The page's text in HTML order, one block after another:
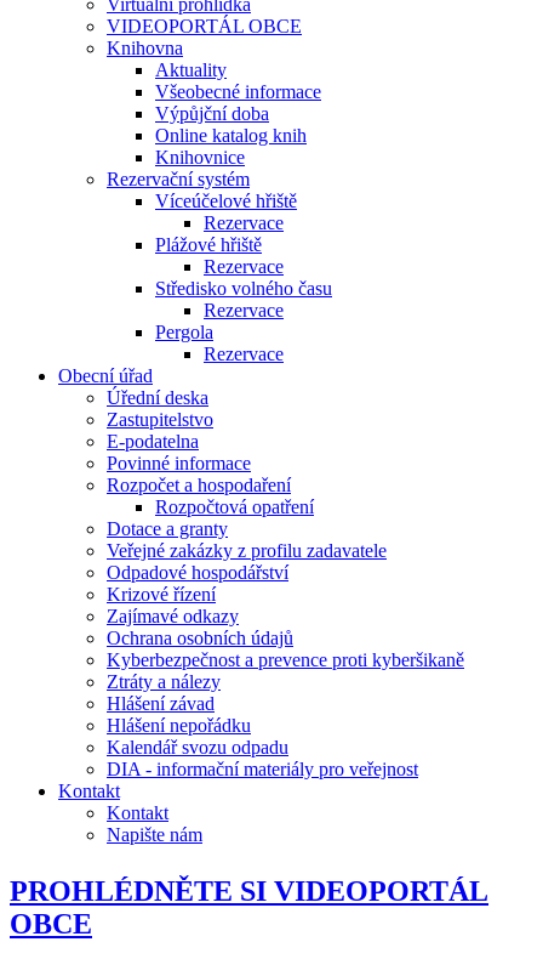
Virtuální prohlídka
VIDEOPORTÁL OBCE
Knihovna
Aktuality
Všeobecné informace
Výpůjční doba
Online katalog knih
Knihovnice
Rezervační systém
Víceúčelové hřiště
Rezervace
Plážové hřiště
Rezervace
Středisko volného času
Rezervace
Pergola
Rezervace
Obecní úřad
Úřední deska
Zastupitelstvo
E-podatelna
Povinné informace
Rozpočet a hospodaření
Rozpočtová opatření
Dotace a granty
Veřejné zakázky z profilu zadavatele
Odpadové hospodářství
Krizové řízení
Zajímavé odkazy
Ochrana osobních údajů
Kyberbezpečnost a prevence proti kyberšikaně
Ztráty a nálezy
Hlášení závad
Hlášení nepořádku
Kalendář svozu odpadu
DIA - informační materiály pro veřejnost
Kontakt
Kontakt
Napište nám
PROHLÉDNĚTE SI VIDEOPORTÁL
OBCE